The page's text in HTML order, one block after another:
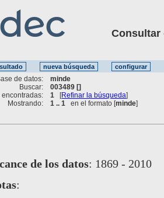
Consultar
de datos:
minde
Buscar:
003489 []
1 [Refinar la búsqueda]
Mostrando:
1 .. 1 en el formato [minde]
de los datos: 1869 - 2010
: